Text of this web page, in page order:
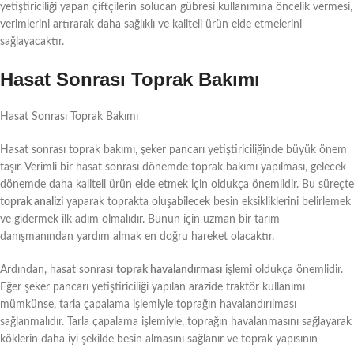
yetiştiriciliği yapan çiftçilerin solucan gübresi kullanımına öncelik vermesi,
verimlerini artırarak daha sağlıklı ve kaliteli ürün elde etmelerini
sağlayacaktır.
Hasat Sonrası Toprak Bakımı
Hasat Sonrası Toprak Bakımı
Hasat sonrası toprak bakımı, şeker pancarı yetiştiriciliğinde büyük önem
taşır. Verimli bir hasat sonrası dönemde toprak bakımı yapılması, gelecek
dönemde daha kaliteli ürün elde etmek için oldukça önemlidir. Bu süreçte
toprak analizi yaparak toprakta oluşabilecek besin eksikliklerini belirlemek
ve gidermek ilk adım olmalıdır. Bunun için uzman bir tarım
danışmanından yardım almak en doğru hareket olacaktır.
Ardından, hasat sonrası toprak havalandırması işlemi oldukça önemlidir.
Eğer şeker pancarı yetiştiriciliği yapılan arazide traktör kullanımı
mümkünse, tarla çapalama işlemiyle toprağın havalandırılması
sağlanmalıdır. Tarla çapalama işlemiyle, toprağın havalanmasını sağlayarak
köklerin daha iyi şekilde besin almasını sağlanır ve toprak yapısının